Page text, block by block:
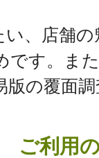
、店舗
です。ま
の覆面
ご利用